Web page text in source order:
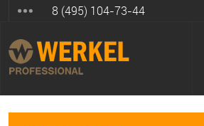
8 (495) 104-73-44